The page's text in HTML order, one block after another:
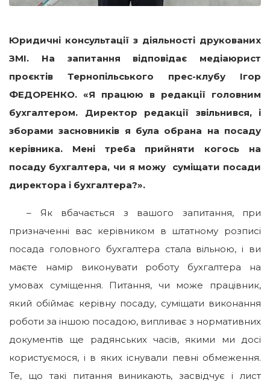
Юридичні консультації з діяльності друкованих
ЗМІ. На запитання відповідає медіаюрист
проєктів Тернопільського прес-клубу Ігор
ФЕДОРЕНКО. «Я працюю в редакції головним
бухгалтером. Директор редакції звільнився, і
зборами засновників я була обрана на посаду
керівника. Мені треба прийняти когось на
посаду бухгалтера, чи я можу суміщати посади
директора і бухгалтера?».
– Як вбачається з вашого запитання, при
призначенні вас керівником в штатному розписі
посада головного бухгалтера стала вільною, і ви
маєте намір виконувати роботу бухгалтера на
умовах суміщення. Питання, чи може працівник,
який обіймає керівну посаду, суміщати виконання
роботи за іншою посадою, випливає з нормативних
документів ще радянських часів, якими ми досі
користуємося, і в яких існували певні обмеження.
Те, що такі питання виникають, засвідчує і лист